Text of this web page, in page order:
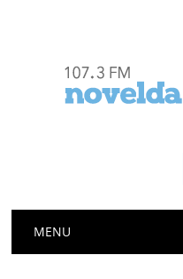
Menú principal
MENU